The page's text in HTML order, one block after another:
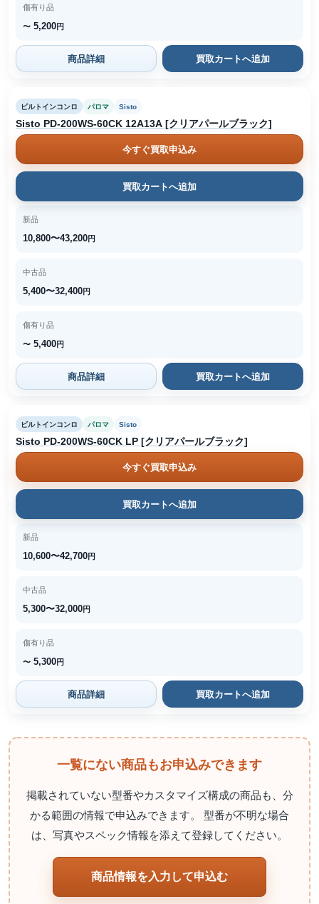
傷有り品
〜 5,200円
商品詳細 買取カートへ追加
ビルトインコンロ パロマ Sisto
Sisto PD-200WS-60CK 12A13A [クリアパールブラック]
今すぐ買取申込み
買取カートへ追加
新品
10,800〜43,200円
中古品
5,400〜32,400円
傷有り品
〜 5,400円
商品詳細 買取カートへ追加
ビルトインコンロ パロマ Sisto
Sisto PD-200WS-60CK LP [クリアパールブラック]
今すぐ買取申込み
買取カートへ追加
新品
10,600〜42,700円
中古品
5,300〜32,000円
傷有り品
〜 5,300円
商品詳細 買取カートへ追加
一覧にない商品もお申込みできます
掲載されていない型番やカスタマイズ構成の商品も、分
かる範囲の情報で申込みできます。 型番が不明な場合
は、写真やスペック情報を添えて登録してください。
商品情報を入力して申込む